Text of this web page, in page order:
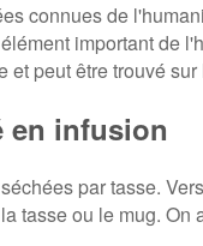
connues de
important de
peut être trouvé
en infusion
par tasse.
tasse ou le mug.